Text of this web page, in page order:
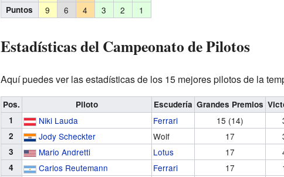
Puntos
9 6 4 3 2 1
Estadísticas del Campeonato de Pilotos
Aquí puedes ver las estadísticas de los 15 mejores pilotos de la
Pos. Piloto Escudería Grandes Premios
1
Niki Lauda Ferrari 15 (14)
2 Jody Scheckter Wolf 17
3 Mario Andretti Lotus 17
4 Carlos Reutemann Ferrari 17